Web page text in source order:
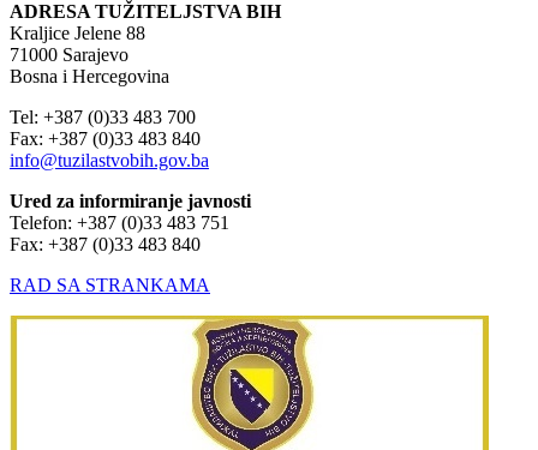
ADRESA TUŽITELJSTVA BIH
Kraljice Jelene 88
71000 Sarajevo
Bosna i Hercegovina
Tel: +387 (0)33 483 700
Fax: +387 (0)33 483 840
info@tuzilastvobih.gov.ba
Ured za informiranje javnosti
Telefon: +387 (0)33 483 751
Fax: +387 (0)33 483 840
RAD SA STRANKAMA